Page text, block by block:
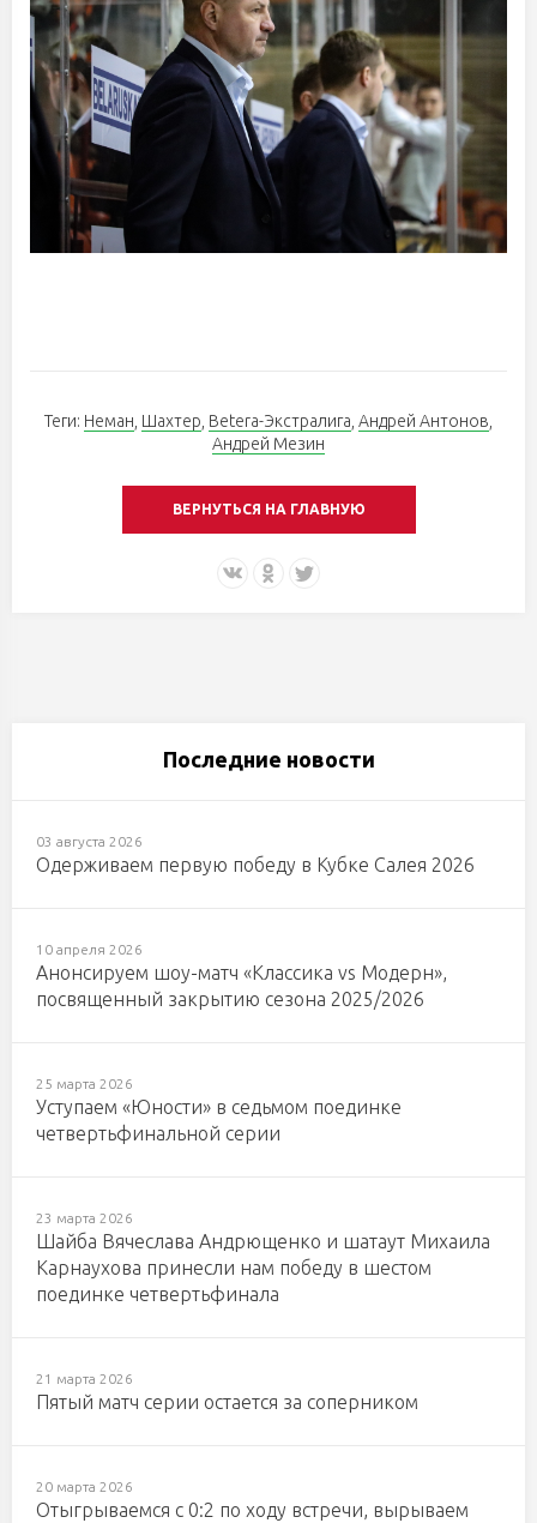
Теги: Неман, Шахтер, Betera-Экстралига, Андрей Антонов,
Андрей Мезин
ВЕРНУТЬСЯ НА ГЛАВНУЮ
Последние новости
03 августа 2026
Одерживаем первую победу в Кубке Салея 2026
10 апреля 2026
Анонсируем шоу-матч «Классика vs Модерн»,
посвященный закрытию сезона 2025/2026
25 марта 2026
Уступаем «Юности» в седьмом поединке
четвертьфинальной серии
23 марта 2026
Шайба Вячеслава Андрющенко и шатаут Михаила
Карнаухова принесли нам победу в шестом
поединке четвертьфинала
21 марта 2026
Пятый матч серии остается за соперником
20 марта 2026
Отыгрываемся с 0:2 по ходу встречи, вырываем